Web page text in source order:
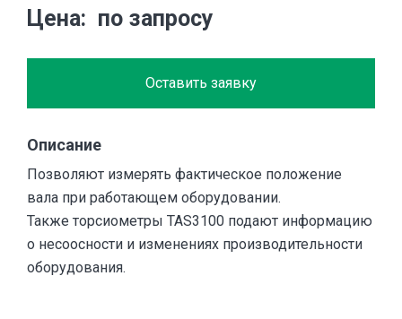
Цена по запросу
Оставить заявку
Описание
Позволяют измерять фактическое положение
вала при работающем оборудовании.
Также торсиометры TAS3100 подают информацию
о несоосности и изменениях производительности
оборудования.